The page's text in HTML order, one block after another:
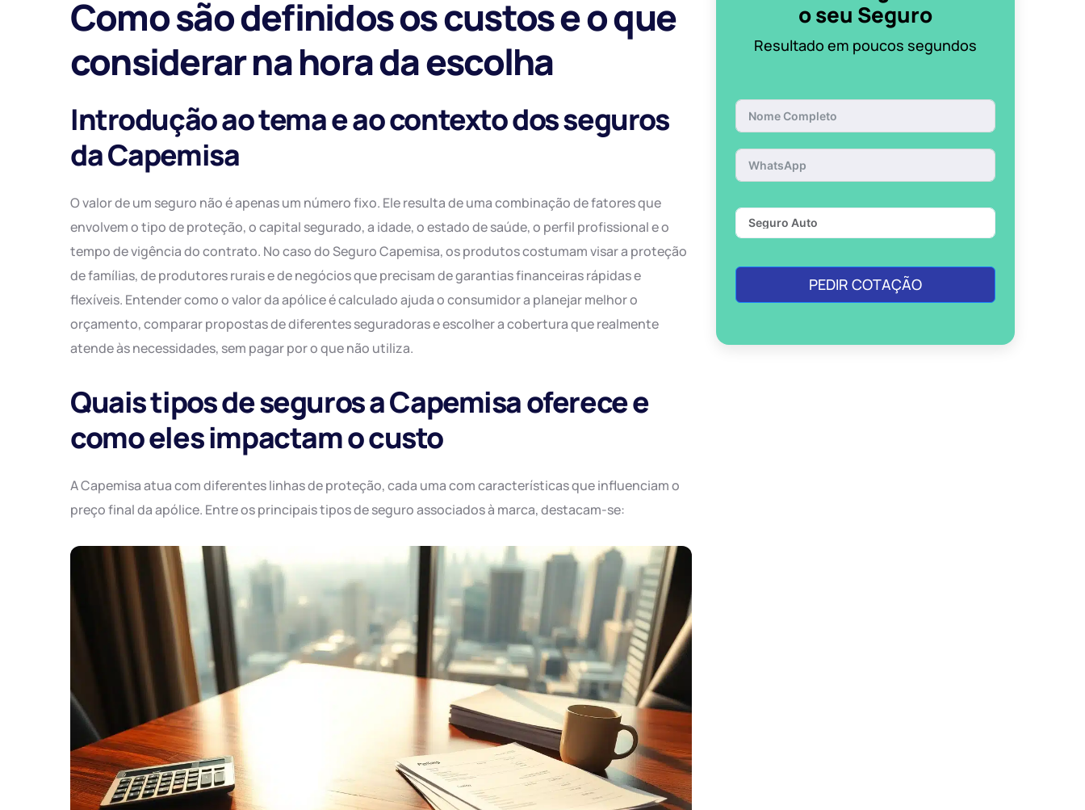
Como são definidos os custos e o que
considerar na hora da escolha
Introdução ao tema e ao contexto dos seguros
da Capemisa
O valor de um seguro não é apenas um número fixo. Ele resulta de uma combinação de fatores que
envolvem o tipo de proteção, o capital segurado, a idade, o estado de saúde, o perfil profissional e o
tempo de vigência do contrato. No caso do Seguro Capemisa, os produtos costumam visar a proteção
de famílias, de produtores rurais e de negócios que precisam de garantias financeiras rápidas e
flexíveis. Entender como o valor da apólice é calculado ajuda o consumidor a planejar melhor o
orçamento, comparar propostas de diferentes seguradoras e escolher a cobertura que realmente
atende às necessidades, sem pagar por o que não utiliza.
Quais tipos de seguros a Capemisa oferece e
como eles impactam o custo
A Capemisa atua com diferentes linhas de proteção, cada uma com características que influenciam o
preço final da apólice. Entre os principais tipos de seguro associados à marca, destacam-se:
o seu Seguro
Resultado em poucos segundos
PEDIR COTAÇÃO